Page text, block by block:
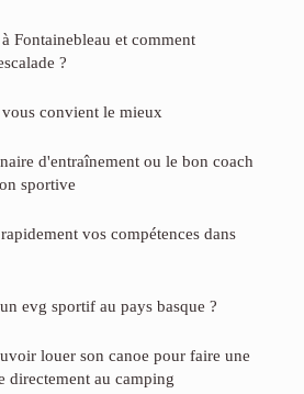
Fontainebleau et comment
?
convient le mieux
d'entraînement ou le bon coach
sportive
vos compétences dans
evg sportif au pays basque ?
louer son canoe pour faire une
directement au camping